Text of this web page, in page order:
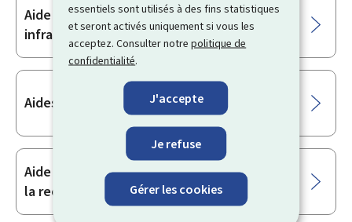
essentiels sont utilisés à des fins statistiques
et seront activés uniquement si vous les
acceptez. Consulter notrepolitique de
confidentialité.
J'accepte
Je refuse
Gérer les cookies
Aide à l’investissement en faveur des
infrastructures de recherche
Aides en faveur des pôles d’innovation
Aide pour la création de spin-offs issues de
la recherche publique